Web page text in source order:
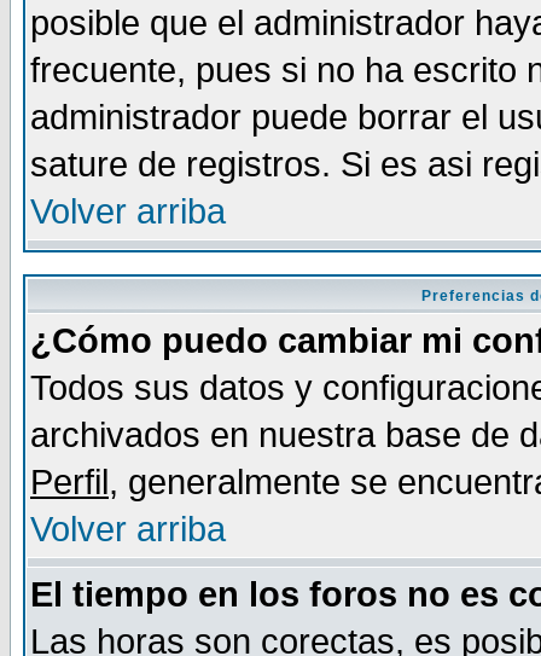
posible que el administrador
frecuente, pues si no ha escrito
administrador puede borrar el
sature de registros. Si es asi
Volver arriba
Preferencias
¿Cómo puedo cambiar mi
Todos sus datos y
archivados en nuestra base de
Perfil, generalmente se
Volver arriba
El tiempo en los foros no es
Las horas son corectas, es